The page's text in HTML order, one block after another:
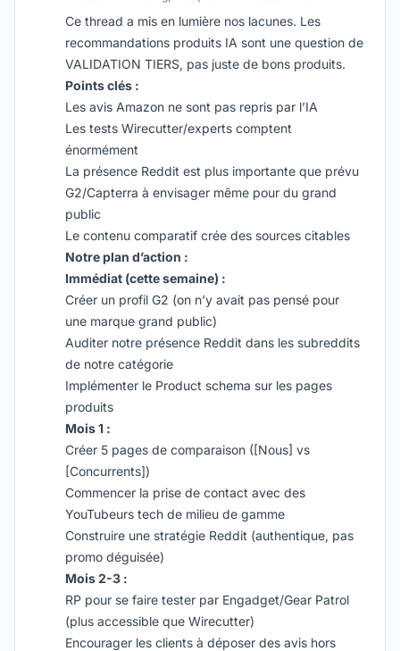
Ce thread a mis en lumière nos lacunes. Les
recommandations produits IA sont une question de
VALIDATION TIERS, pas juste de bons produits.
Points clés :
Les avis Amazon ne sont pas repris par l’IA
Les tests Wirecutter/experts comptent
énormément
La présence Reddit est plus importante que prévu
G2/Capterra à envisager même pour du grand
public
Le contenu comparatif crée des sources citables
Notre plan d’action :
Immédiat (cette semaine) :
Créer un profil G2 (on n’y avait pas pensé pour
une marque grand public)
Auditer notre présence Reddit dans les subreddits
de notre catégorie
Implémenter le Product schema sur les pages
produits
Mois 1 :
Créer 5 pages de comparaison ([Nous] vs
[Concurrents])
Commencer la prise de contact avec des
YouTubeurs tech de milieu de gamme
Construire une stratégie Reddit (authentique, pas
promo déguisée)
Mois 2-3 :
RP pour se faire tester par Engadget/Gear Patrol
(plus accessible que Wirecutter)
Encourager les clients à déposer des avis hors